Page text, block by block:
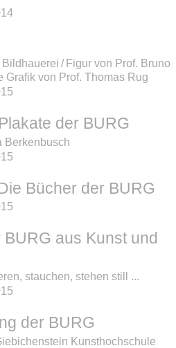
/ Figur von Prof. Bruno
Grafik von Prof. Thomas Rug
der BURG
Berkenbusch
Bücher der BURG
aus Kunst und
stauchen, stehen still ...
der BURG
Kunsthochschule